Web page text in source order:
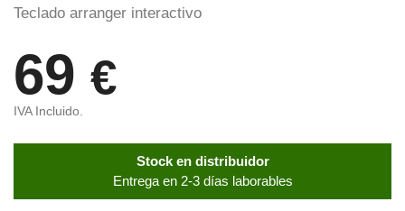
Teclado arranger interactivo
69 €
IVA Incluido.
Stock en distribuidor
Entrega en 2-3 días laborables